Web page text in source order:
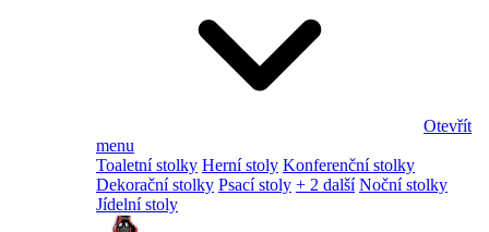
Otevřít
menu
Toaletní stolky Herní stoly Konferenční stolky
Dekorační stolky Psací stoly + 2 další Noční stolky
Jídelní stoly